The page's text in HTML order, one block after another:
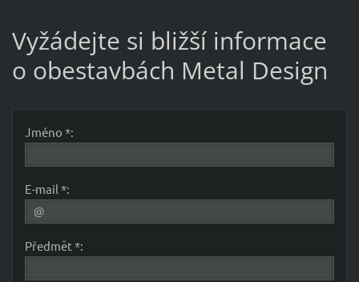
Vyžádejte si bližší informace
o obestavbách Metal Design
Jméno *:
E-mail *:
Předmět *: